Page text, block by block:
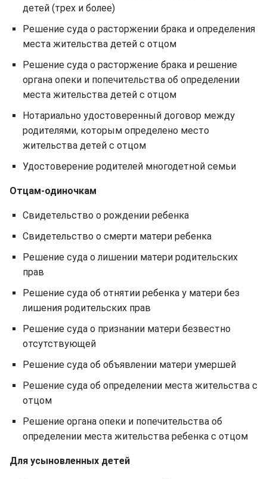
детей (трех и более)
Решение суда о расторжении брака и определения
места жительства детей с отцом
Решение суда о расторжение брака и решение
органа опеки и попечительства об определении
места жительства детей с отцом
Нотариально удостоверенный договор между
родителями, которым определено место
жительства детей с отцом
Удостоверение родителей многодетной семьи
Отцам-одиночкам
Свидетельство о рождении ребенка
Свидетельство о смерти матери ребенка
Решение суда о лишении матери родительских
прав
Решение суда об отнятии ребенка у матери без
лишения родительских прав
Решение суда о признании матери безвестно
отсутствующей
Решение суда об объявлении матери умершей
Решение суда об определении места жительства с
отцом
Решение органа опеки и попечительства об
определении места жительства ребенка с отцом
Для усыновленных детей